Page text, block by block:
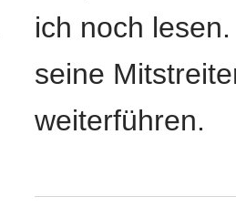
ich noch
seine
weiterführen.